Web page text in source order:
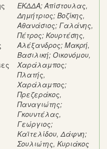
ΕΚΔΔΑ;Απίστουλας,
Δημήτριος; Βοζίκης,
Αθανάσιος; Γαλάνης,
Πέτρος; Κουρτέσης,
Αλέξανδρος; Μακρή,
Βασιλική; Οικονόμου,
Χαράλαμπος;
Πλατής,
Χαράλαμπος;
Πρεζεράκος,
Παναγιώτης;
Γκουντέλας,
Γεώργιος;
Καϊτελίδου, Δάφνη;
Σουλιώτης, Κυριάκος